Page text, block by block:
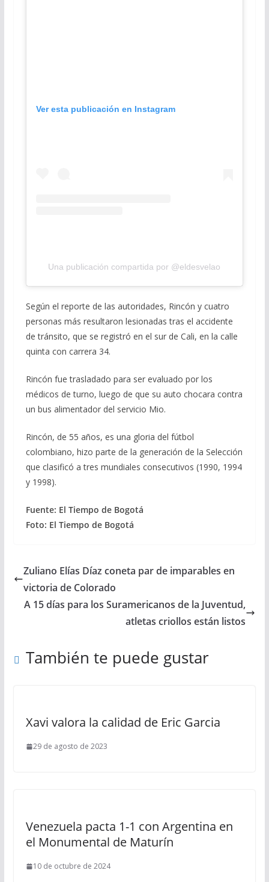
Ver esta publicación en Instagram
Una publicación compartida por @eldesvelao
Según el reporte de las autoridades, Rincón y cuatro
personas más resultaron lesionadas tras el accidente
de tránsito, que se registró en el sur de Cali, en la calle
quinta con carrera 34.
Rincón fue trasladado para ser evaluado por los
médicos de turno, luego de que su auto chocara contra
un bus alimentador del servicio Mio.
Rincón, de 55 años, es una gloria del fútbol
colombiano, hizo parte de la generación de la Selección
que clasificó a tres mundiales consecutivos (1990, 1994
y 1998).
Fuente: El Tiempo de Bogotá
Foto: El Tiempo de Bogotá
Zuliano Elías Díaz coneta par de imparables en
victoria de Colorado
A 15 días para los Suramericanos de la Juventud,
atletas criollos están listos
También te puede gustar
Xavi valora la calidad de Eric Garcia
29 de agosto de 2023
Venezuela pacta 1-1 con Argentina en
el Monumental de Maturín
10 de octubre de 2024